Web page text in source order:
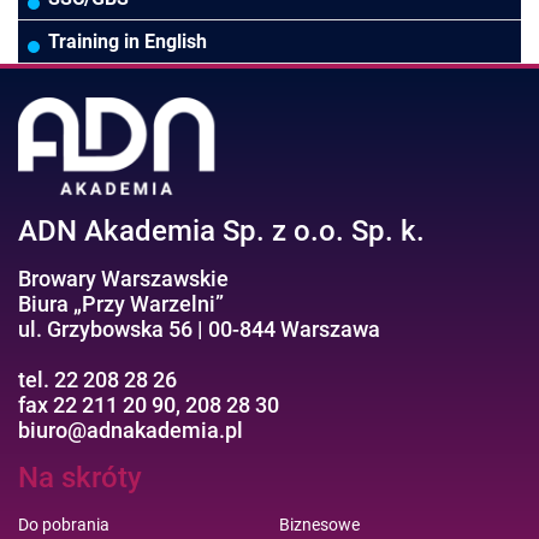
Pozostałe branże
Asystentka/Sekretarka
Efektywność osobista//Wellbeing
MS Project/Word/PowerPoint
Training in English
ADN Akademia Sp. z o.o. Sp. k.
Browary Warszawskie
Biura „Przy Warzelni”
ul. Grzybowska 56 | 00-844 Warszawa
tel. 22 208 28 26
fax 22 211 20 90, 208 28 30
biuro@adnakademia.pl
Na skróty
Do pobrania
Biznesowe